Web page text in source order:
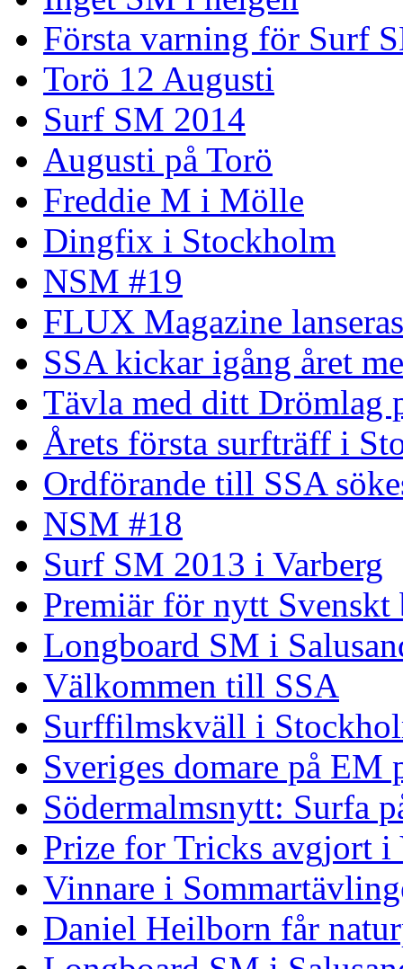
Första varning för Surf
Torö 12 Augusti
Surf SM 2014
Augusti på Torö
Freddie M i Mölle
Dingfix i Stockholm
NSM #19
FLUX Magazine lanseras
SSA kickar igång året
Tävla med ditt Drömlag
Årets första surfträff i
Ordförande till SSA
NSM #18
Surf SM 2013 i Varberg
Premiär för nytt Svenskt
Longboard SM i
Välkommen till SSA
Surffilmskväll i
Sveriges domare på EM
Södermalmsnytt: Surfa
Prize for Tricks avgjort i
Vinnare i
Daniel Heilborn får